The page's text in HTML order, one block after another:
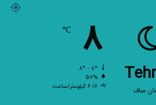
صاف
۸
۵۷%
۶.۱۷ کیلومتر/ساعت